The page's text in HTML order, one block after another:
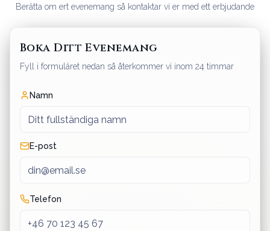
Berätta om ert evenemang så kontaktar vi er med ett erbjudande
Boka Ditt Evenemang
Fyll i formuläret nedan så återkommer vi inom 24 timmar
Namn
E-post
Telefon